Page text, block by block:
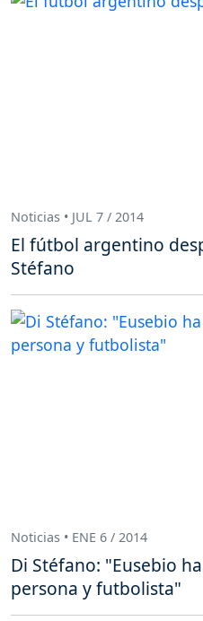
Noticias • JUL 7 / 2014
El fútbol argentino
Stéfano
Noticias • ENE 6 / 2014
Di Stéfano: "Eusebio
persona y futbolista"